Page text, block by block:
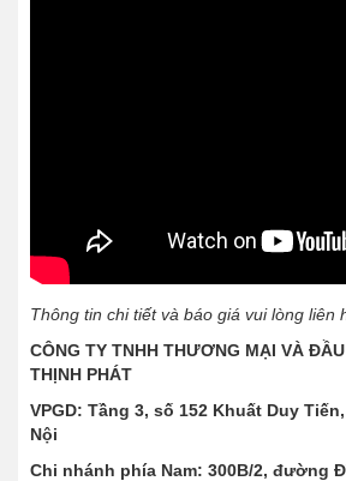
Thông tin chi tiết và báo giá vui lòng liên
CÔNG TY TNHH THƯƠNG MẠI VÀ
THỊNH PHÁT
VPGD: Tầng 3, số 152 Khuất Duy
Nội
Chi nhánh phía Nam: 300B/2, đường